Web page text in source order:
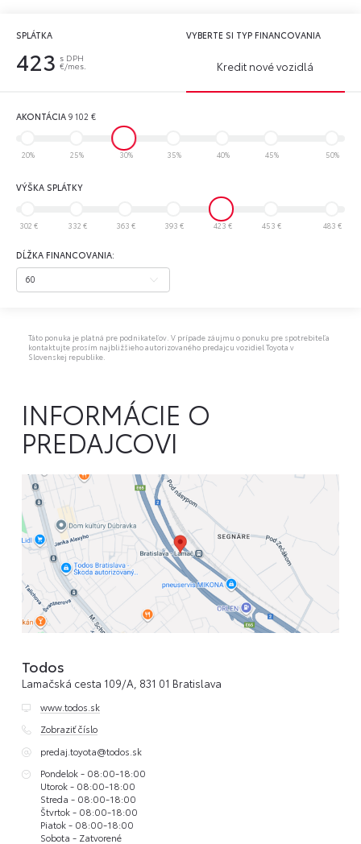
SPLÁTKA
423 s DPH
€/mes.
VYBERTE SI TYP FINANCOVANIA
Kredit nové vozidlá
AKONTÁCIA 9 102 €
20% 25% 30% 35% 40% 45% 50%
VÝŠKA SPLÁTKY
302 € 332 € 363 € 393 € 423 € 453 € 483 €
DĹŽKA FINANCOVANIA:
Táto ponuka je platná pre podnikateľov. V prípade záujmu o ponuku pre spotrebiteľa
kontaktujte prosím najbližšieho autorizovaného predajcu vozidiel Toyota v
Slovenskej republike.
INFORMÁCIE O
PREDAJCOVI
Todos
Lamačská cesta 109/A, 831 01 Bratislava
www.todos.sk
Zobraziť číslo
predaj.toyota@todos.sk
Pondelok - 08:00-18:00
Utorok - 08:00-18:00
Streda - 08:00-18:00
Štvrtok - 08:00-18:00
Piatok - 08:00-18:00
Sobota - Zatvorené